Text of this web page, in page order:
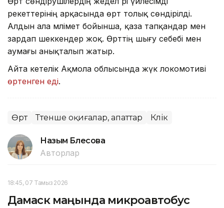
әрекеттерінің арқасында өрт толық сөндірілді.
Алдын ала мәлімет бойынша, қаза тапқандар мен
зардап шеккендер жоқ. Өрттің шығу себебі мен
аумағы анықталып жатыр.
Айта кетелік Ақмола облысында жүк локомотиві
өртенген еді.
Өрт Төтенше оқиғалар, апаттар Көлік
Назым Бөлесова
Авторлар
18:45, 07 Тамыз 2026
Дамаск маңында микроавтобус